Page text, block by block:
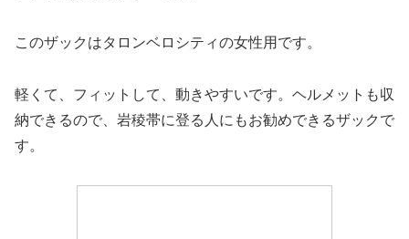
このザックはタロンベロシティの女性用です。
軽くて、フィットして、動きやすいです。ヘルメットも収
納できるので、岩稜帯に登る人にもお勧めできるザックで
す。